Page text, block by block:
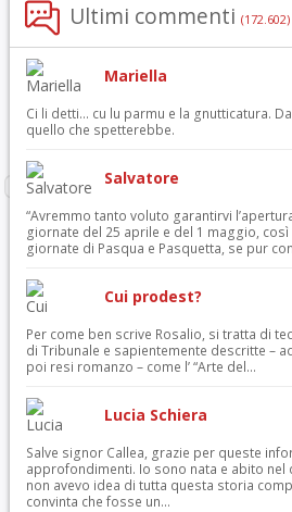
Ultimi commenti (172.602)
Mariella
Ci li detti… cu lu parmu e la gnutticatura.
quello che spetterebbe.
Salvatore
“Avremmo tanto voluto garantirvi
giornate del 25 aprile e del 1 maggio,
giornate di Pasqua e Pasquetta, se pur
Cui prodest?
Per come ben scrive Rosalio, si tratta di
di Tribunale e sapientemente descritte –
poi resi romanzo – come l’ “Arte del...
Lucia Schiera
Salve signor Callea, grazie per queste
approfondimenti. Io sono nata e abito nel
non avevo idea di tutta questa storia
convinta che fosse un...